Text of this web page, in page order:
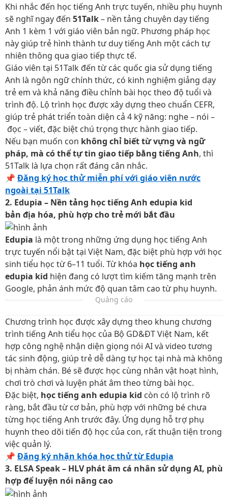
Khi nhắc đến học tiếng Anh trực tuyến, nhiều phụ huynh
sẽ nghĩ ngay đến 51Talk– nền tảng chuyên dạy tiếng
Anh 1 kèm 1 với giáo viên bản ngữ. Phương pháp học
này giúp trẻ hình thành tư duy tiếng Anh một cách tự
nhiên thông qua giao tiếp thực tế.
Giáo viên tại 51Talk đến từ các quốc gia sử dụng tiếng
Anh là ngôn ngữ chính thức, có kinh nghiệm giảng dạy
trẻ em và khả năng điều chỉnh bài học theo độ tuổi và
trình độ. Lộ trình học được xây dựng theo chuẩn CEFR,
giúp trẻ phát triển toàn diện cả 4 kỹ năng: nghe – nói –
đọc – viết, đặc biệt chú trọng thực hành giao tiếp.
Nếu bạn muốn con không chỉ biết từ vựng và ngữ
pháp, mà có thể tự tin giao tiếp bằng tiếng Anh, thì
51Talk là lựa chọn rất đáng cân nhắc.
📌 Đăng ký học thử miễn phí với giáo viên nước
ngoài tại 51Talk
2. Edupia – Nền tảng học tiếng Anh edupia kid
bản địa hóa, phù hợp cho trẻ mới bắt đầu
Edupia là một trong những ứng dụng học tiếng Anh
trực tuyến nổi bật tại Việt Nam, đặc biệt phù hợp với học
sinh tiểu học từ 6–11 tuổi. Từ khóa học tiếng anh
edupia kid hiện đang có lượt tìm kiếm tăng mạnh trên
Google, phản ánh mức độ quan tâm cao từ phụ huynh.
Quảng cáo
Chương trình học được xây dựng theo khung chương
trình tiếng Anh tiểu học của Bộ GD&ĐT Việt Nam, kết
hợp công nghệ nhận diện giọng nói AI và video tương
tác sinh động, giúp trẻ dễ dàng tự học tại nhà mà không
bị nhàm chán. Bé sẽ được học cùng nhân vật hoạt hình,
chơi trò chơi và luyện phát âm theo từng bài học.
Đặc biệt, học tiếng anh edupia kid còn có lộ trình rõ
ràng, bắt đầu từ cơ bản, phù hợp với những bé chưa
từng học tiếng Anh trước đây. Ứng dụng hỗ trợ phụ
huynh theo dõi tiến độ học của con, rất thuận tiện trong
việc quản lý.
📌 Đăng ký nhận khóa học thử từ Edupia
3. ELSA Speak – HLV phát âm cá nhân sử dụng AI, phù
hợp để luyện nói nâng cao